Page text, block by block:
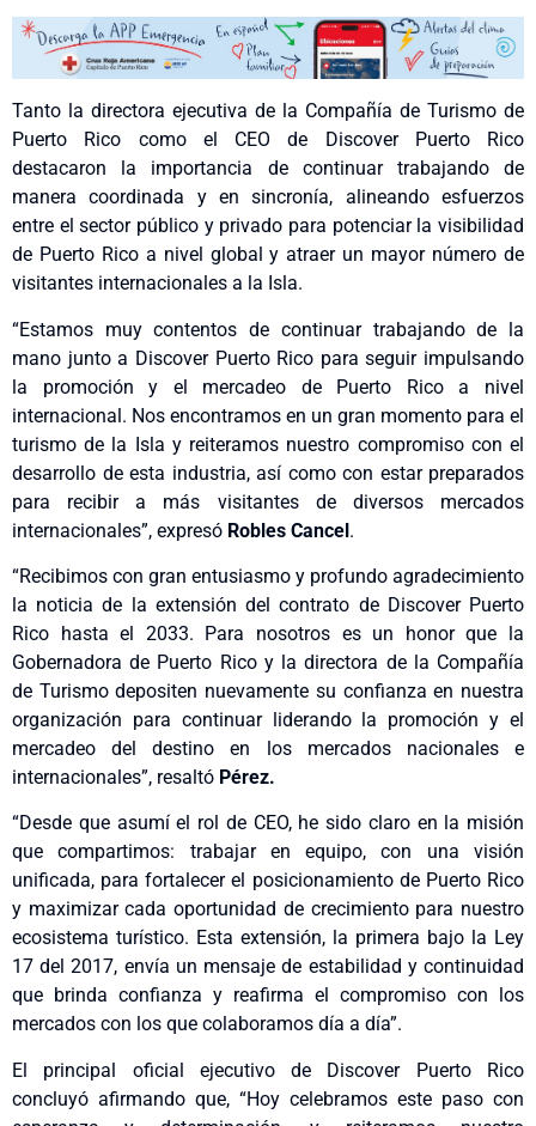
Tanto la directora ejecutiva de la Compañía de Turismo de
Puerto Rico como el CEO de Discover Puerto Rico
destacaron la importancia de continuar trabajando de
manera coordinada y en sincronía, alineando esfuerzos
entre el sector público y privado para potenciar la visibilidad
de Puerto Rico a nivel global y atraer un mayor número de
visitantes internacionales a la Isla.
“Estamos muy contentos de continuar trabajando de la
mano junto a Discover Puerto Rico para seguir impulsando
la promoción y el mercadeo de Puerto Rico a nivel
internacional. Nos encontramos en un gran momento para el
turismo de la Isla y reiteramos nuestro compromiso con el
desarrollo de esta industria, así como con estar preparados
para recibir a más visitantes de diversos mercados
internacionales”, expresó Robles Cancel.
“Recibimos con gran entusiasmo y profundo agradecimiento
la noticia de la extensión del contrato de Discover Puerto
Rico hasta el 2033. Para nosotros es un honor que la
Gobernadora de Puerto Rico y la directora de la Compañía
de Turismo depositen nuevamente su confianza en nuestra
organización para continuar liderando la promoción y el
mercadeo del destino en los mercados nacionales e
internacionales”, resaltó Pérez.
“Desde que asumí el rol de CEO, he sido claro en la misión
que compartimos: trabajar en equipo, con una visión
unificada, para fortalecer el posicionamiento de Puerto Rico
y maximizar cada oportunidad de crecimiento para nuestro
ecosistema turístico. Esta extensión, la primera bajo la Ley
17 del 2017, envía un mensaje de estabilidad y continuidad
que brinda confianza y reafirma el compromiso con los
mercados con los que colaboramos día a día”.
El principal oficial ejecutivo de Discover Puerto Rico
concluyó afirmando que, “Hoy celebramos este paso con